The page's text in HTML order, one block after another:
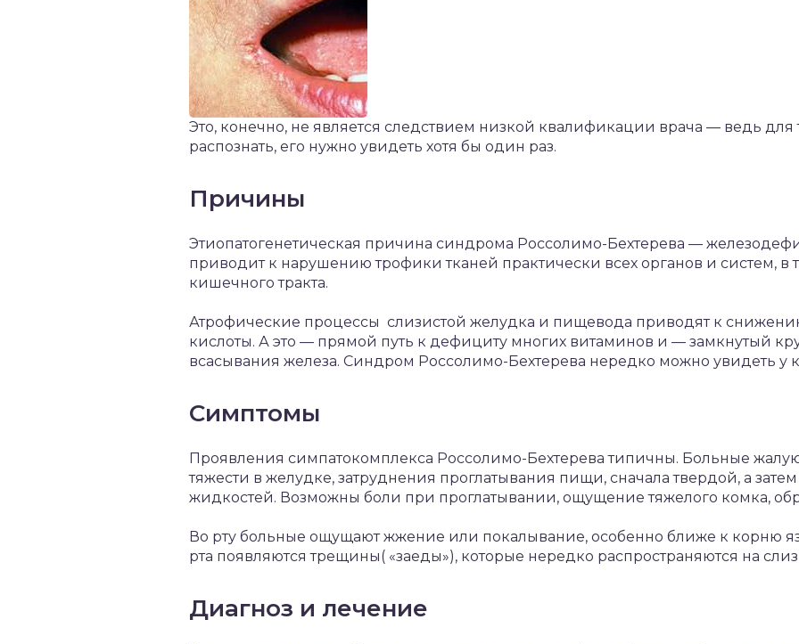
Это, конечно, не является следствием низкой квалификации врача — ведь для
распознать, его нужно увидеть хотя бы один раз.
Причины
Этиопатогенетическая причина синдрома Россолимо-Бехтерева —
приводит к нарушению трофики тканей практически всех органов и систем, в
кишечного тракта.
Атрофические процессы слизистой желудка и пищевода приводят к
кислоты. А это — прямой путь к дефициту многих витаминов и — замкнутый
всасывания железа. Синдром Россолимо-Бехтерева нередко можно увидеть у
Симптомы
Проявления симпатокомплекса Россолимо-Бехтерева типичны. Больные
тяжести в желудке, затруднения проглатывания пищи, сначала твердой, а
жидкостей. Возможны боли при проглатывании, ощущение тяжелого комка,
Во рту больные ощущают жжение или покалывание, особенно ближе к корню
рта появляются трещины( «заеды»), которые нередко распространяются на
Диагноз и лечение